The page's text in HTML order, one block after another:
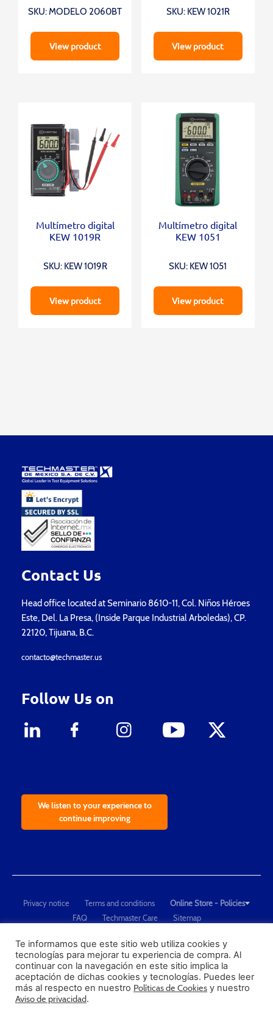
SKU: MODELO 2060BT
View product
SKU: KEW 1021R
View product
Multímetro digital
KEW 1019R
SKU: KEW 1019R
View product
Multímetro digital
KEW 1051
SKU: KEW 1051
View product
Contact Us
Head office located at Seminario 8610-11, Col. Niños Héroes
Este, Del. La Presa, (Inside Parque Industrial Arboledas), CP.
22120, Tijuana, B.C.
contacto@techmaster.us
Follow Us on
We listen to your experience to
continue improving
Privacy notice Terms and conditions
Online Store - Policies
FAQ
Techmaster Care
Sitemap
"Techmaster de México is The Global Leader in Test Equipment Solutions -
Calibration, Dimensional Measurement and Testing"
PROFECO
CONDUSEF
Te informamos que este sitio web utiliza cookies y
tecnologías para mejorar tu experiencia de compra. Al
continuar con la navegación en este sitio implica la
aceptación de dichas cookies y tecnologías. Puedes leer
más al respecto en nuestro Políticas de Cookies y nuestro
Aviso de privacidad.